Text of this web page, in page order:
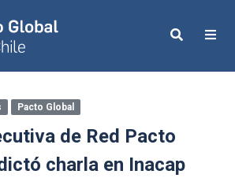
Search
Pacto Global
de Red Pacto
charla en Inacap